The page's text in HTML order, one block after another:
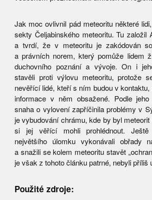
Jak moc ovlivnil pád meteoritu některé
sekty Čeljabinského meteoritu. Tu založil
a tvrdí, že v meteoritu je zakódován
a právních norem, který pomůže lidem
duchovního poznání a vývoje. On i
stavěli proti výlovu meteoritu, protože
nevěřící lidé, kteří s ním budou v
informace v něm obsažené. Podle
snaha o vylovení zapříčinila problémy v
je vybudování chrámu, kde by byl
si jej věřící mohli prohlédnout. Ještě
největšího úlomku vykonávali obřady
a snažili se kolem meteoritu stavět
je však z tohoto článku patrné, nebyli
Použité zdroje: